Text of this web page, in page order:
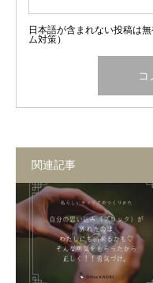
日本語が含まれない投稿は
ム対策）
関連記事